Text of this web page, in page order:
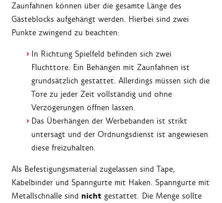
Zaunfahnen können über die gesamte Länge des
Gästeblocks aufgehängt werden. Hierbei sind zwei
Punkte zwingend zu beachten:
In Richtung Spielfeld befinden sich zwei
Fluchttore. Ein Behängen mit Zaunfahnen ist
grundsätzlich gestattet. Allerdings müssen sich die
Tore zu jeder Zeit vollständig und ohne
Verzögerungen öffnen lassen.
Das Überhängen der Werbebanden ist strikt
untersagt und der Ordnungsdienst ist angewiesen
diese freizuhalten.
Als Befestigungsmaterial zugelassen sind Tape,
Kabelbinder und Spanngurte mit Haken. Spanngurte mit
Metallschnalle sind nicht gestattet. Die Menge sollte